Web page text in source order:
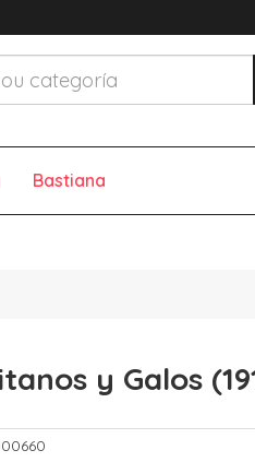
Bastiana
y Galos